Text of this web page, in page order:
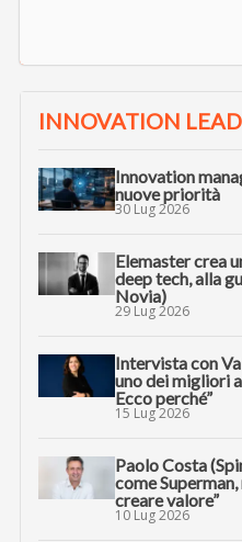
INNOVATION
Innovation
nuove priorità
30 Lug 2026
Elemaster crea
deep tech, alla
Novia)
29 Lug 2026
Intervista con
uno dei migliori
Ecco perché”
15 Lug 2026
Paolo Costa
come
creare valore”
10 Lug 2026